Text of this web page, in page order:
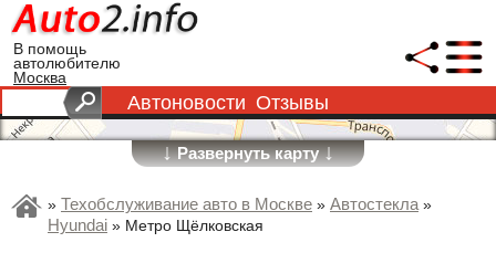
В помощь
автолюбителю
Москва
Автоновости Отзывы
↓Развернуть карту↓
» Техобслуживание авто в Москве » Автостекла»
Hyundai » Метро Щёлковская